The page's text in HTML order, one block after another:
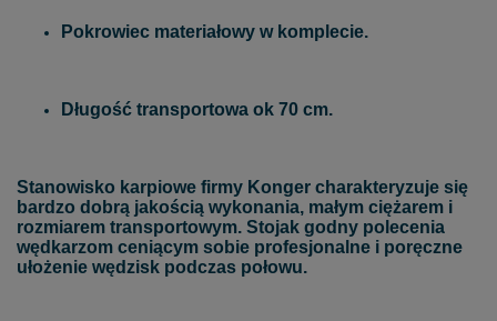
Pokrowiec materiałowy w komplecie.
Długość transportowa ok 70 cm.
Stanowisko karpiowe firmy Konger charakteryzuje się
bardzo dobrą jakością wykonania, małym ciężarem i
rozmiarem transportowym. Stojak godny polecenia
wędkarzom ceniącym sobie profesjonalne i poręczne
ułożenie wędzisk podczas połowu.